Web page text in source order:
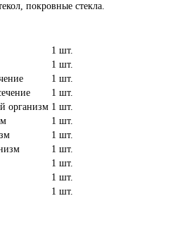
покровные стекла.
1 шт.
1 шт.
1 шт.
1 шт.
организм 1 шт.
1 шт.
1 шт.
1 шт.
1 шт.
1 шт.
1 шт.